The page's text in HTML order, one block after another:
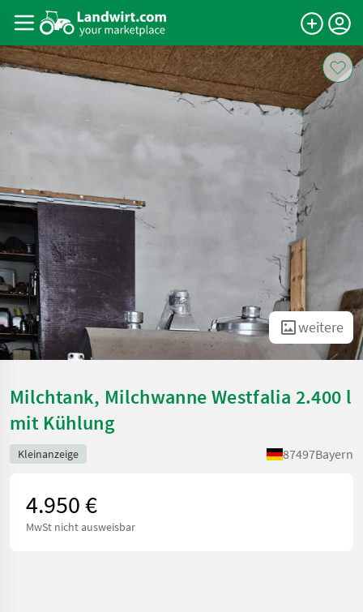
weitere
Milchtank, Milchwanne Westfalia 2.400 l
mit Kühlung
Kleinanzeige 87497Bayern
4.950 €
MwSt nicht ausweisbar